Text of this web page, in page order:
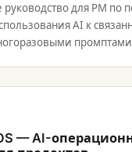
руководство для PM по
AI к
— AI-